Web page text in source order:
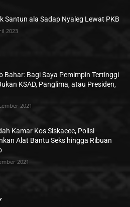
Santun ala Sadap Nyaleg Lewat PKB
2023
Bahar: Bagi Saya Pemimpin Tertinggi
KSAD, Panglima, atau Presiden,
2021
Kamar Kos Siskaeee, Polisi
Alat Bantu Seks hingga Ribuan
2021